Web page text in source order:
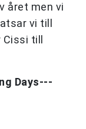
året men vi
vi till
till
Days---